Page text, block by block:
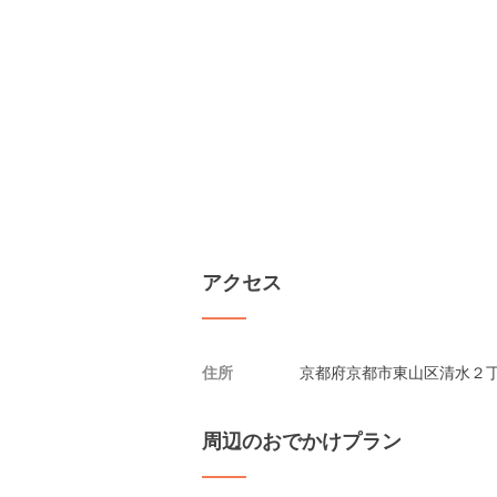
アクセス
住所 京都府京都市東山区清水２
周辺のおでかけプラン